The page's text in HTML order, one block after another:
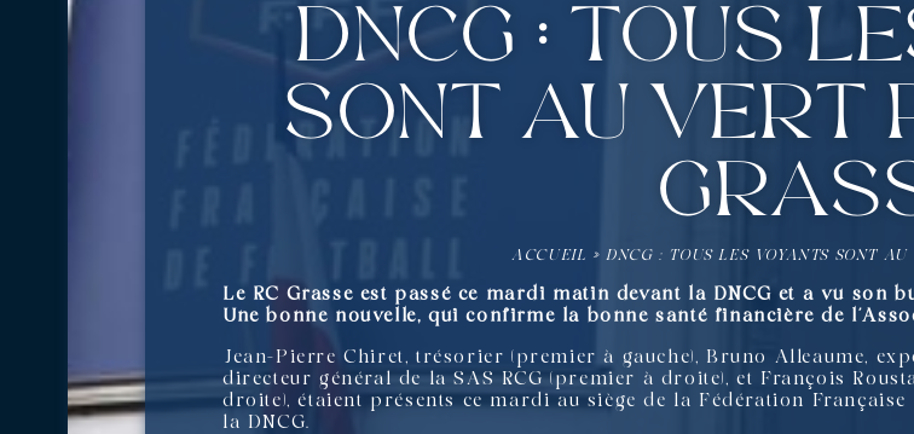
DNCG : Tous
sont au vert
ACCUEIL »DNCG : TOUS LES VOYANTS SONT
Le RC Grasse est passé ce mardi matin devant la DNCG et a vu son
Une bonne nouvelle, qui confirme la bonne santé financière de
Jean-Pierre Chiret, trésorier (premier à gauche), Bruno Alleaume,
directeur général de la SAS RCG (premier à droite), et François
droite), étaient présents ce mardi au siège de la Fédération
la DNCG.